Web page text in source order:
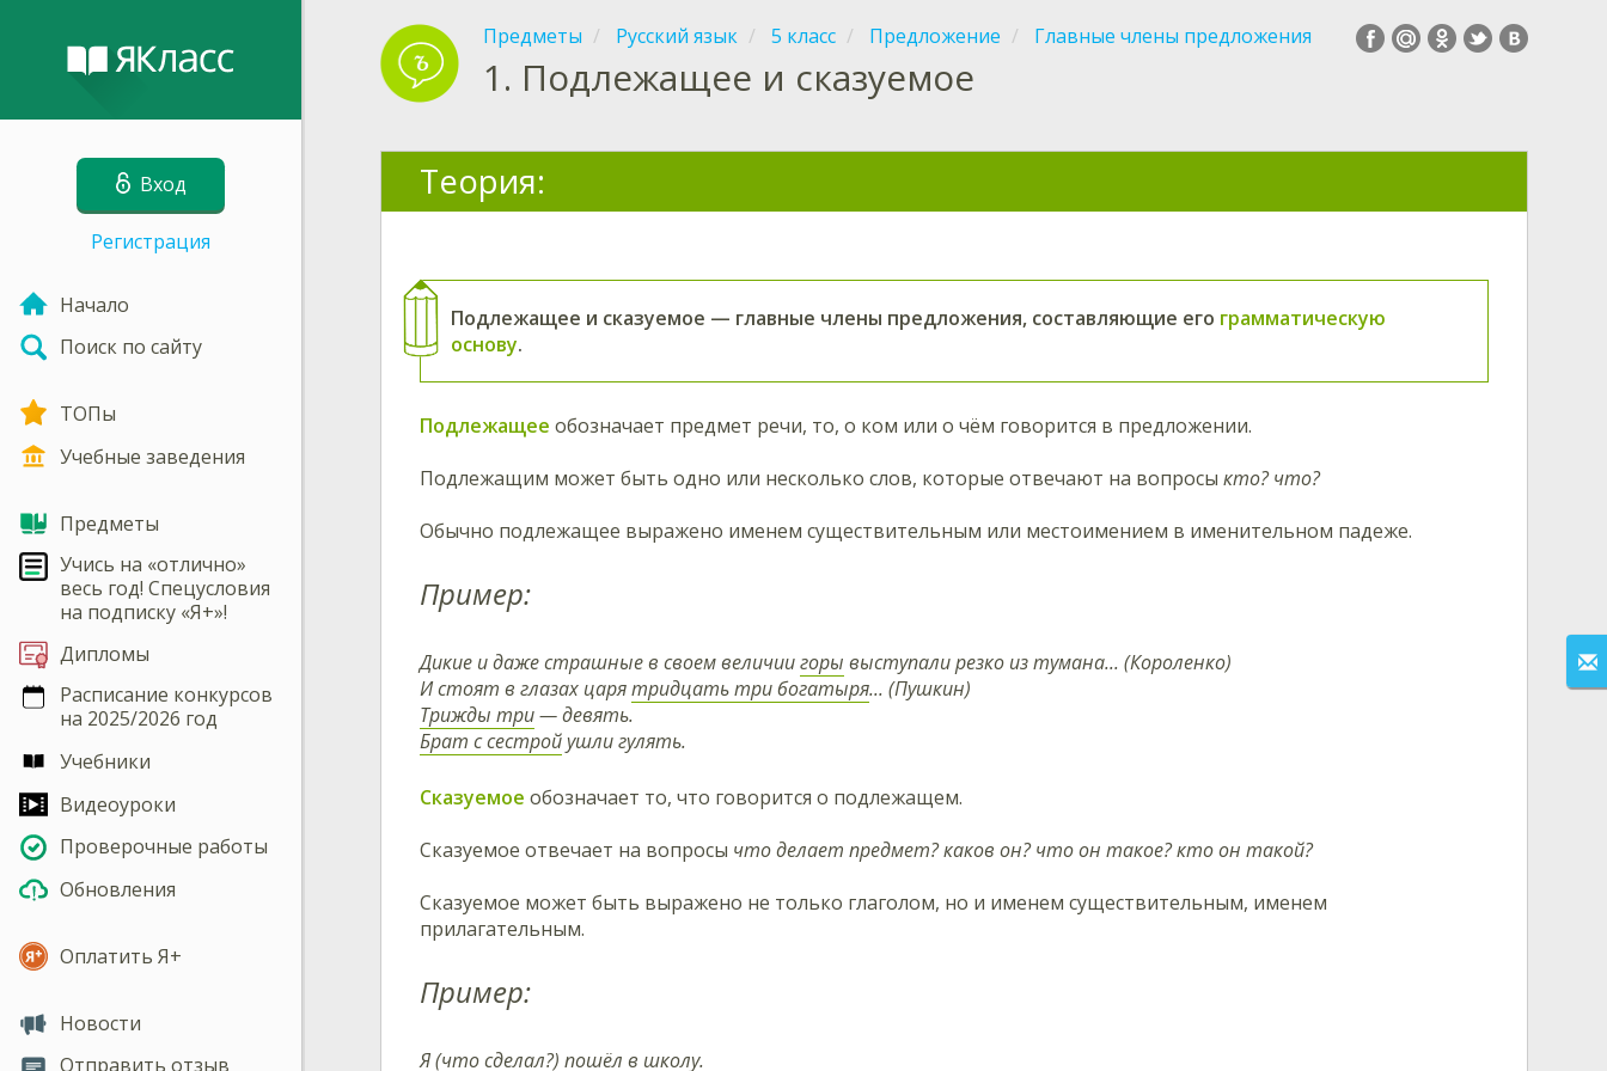
Вход
Регистрация
Начало
Поиск по сайту
ТОПы
Учебные заведения
Предметы
Учись на «отлично»
весь год! Спецусловия
на подписку «Я+»!
Дипломы
Расписание конкурсов
на 2025/2026 год
Учебники
Видеоуроки
Проверочные работы
Обновления
Оплатить Я+
Новости
Отправить отзыв
Предметы Русский язык 5 класс Предложение Главные члены предложения
1. Подлежащее и сказуемое
Теория:
Подлежащее и сказуемое — главные члены предложения, составляющие его грамматическую
основу.
Подлежащее обозначает предмет речи, то, о ком или о чём говорится в предложении.
Подлежащим может быть одно или несколько слов, которые отвечают на вопросы кто? что?
Обычно подлежащее выражено именем существительным или местоимением в именительном падеже.
Пример:
Дикие и даже страшные в своем величиигоры выступали резко из тумана... (Короленко)
И стоят в глазах царятридцать три богатыря... (Пушкин)
Трижды три— девять.
Брат с сестройушли гулять.
Сказуемое обозначает то, что говорится о подлежащем.
Сказуемое отвечает на вопросы что делает предмет? каков он? что он такое? кто он такой?
Сказуемое может быть выражено не только глаголом, но и именем существительным, именем
прилагательным.
Пример:
Я (что сделал?) пошёл в школу.